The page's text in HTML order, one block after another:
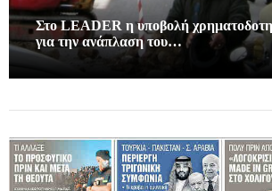
Στο LEADER η υποβολή
για την ανάπλαση του…